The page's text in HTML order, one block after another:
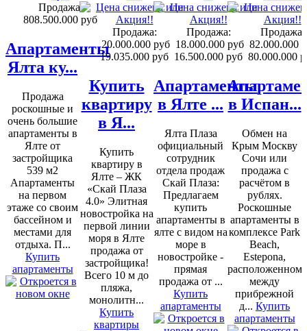
Продажа:
808.500.000 руб
Апартаменты
Ялта ку...
Продажа
роскошные и
очень большие
апартаменты в
Ялте от
застройщика
539 м2
Апартаменты
на первом
этаже со своим
бассейном и
местами для
отдыха. П...
Купить
апартаменты
Продажа:
20.000.000 руб
19.035.000 руб
Купить
квартиру
в Я...
Купить
квартиру в
Ялте – ЖК
«Скай Плаза
4.0» Элитная
новостройка на
первой линии
моря в Ялте
продажа от
застройщика!
Всего 10 м до
пляжа,
монолитн...
Купить
квартиры
Продажа:
18.000.000 руб
16.500.000 руб
Апартаменты
в Ялте ...
Ялта Плаза
официальный
сотрудник
отдела продаж
Скай Плаза:
Предлагаем
купить
апартаменты в
ялте с видом на
море в
новостройке -
прямая
продажа от ...
Купить
апартаменты
Продажа:
82.000.000
80.000.000
в Испан...
Обмен на
Крым Москву
Сочи или
продажа с
расчётом в
рублях.
Роскошные
апартаменты в
комплексе Park
Beach,
Estepona,
расположенном
между
прибрежной
д... Купить
апартаменты